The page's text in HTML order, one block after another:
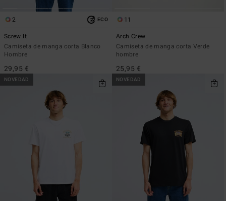
2 ECO
Screw It
Camiseta de manga corta Blanco
Hombre
29,95 €
11
Arch Crew
Camiseta de manga corta Verde
hombre
25,95 €
NOVEDAD NOVEDAD